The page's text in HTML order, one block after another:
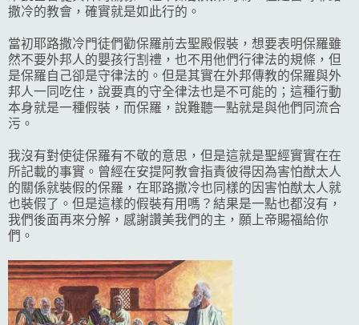
撒冷的教會，確實就是如此行的。
當初耶路撒冷門徒們勸保羅前去聖殿假裝，想要表明保羅雖
然不要外邦人的嬰孩行割禮，也不用他們行律法的規條，但
是保羅自己卻是守律法的。但是其實在外邦傳教的保羅與外
邦人一同吃住，說要真的守全律法也是不可能的；這種行動
本身就是一種假裝，而保羅，說難聽一點就是與他們同流合
污。
我沒有對使徒保羅有不敬的意思，但是這就是聖經實實在在
所記載的事實。曾經在安提阿教會指責彼得因為害怕猷太人
的關係就裝假的保羅，在耶路撒冷也同樣的因害怕猷太人就
也裝假了。但是這樣的假裝有用嗎？結果是一點也都沒有，
我們後面再來分解，感謝讚美我們的主，願上帝賜福給你
們。